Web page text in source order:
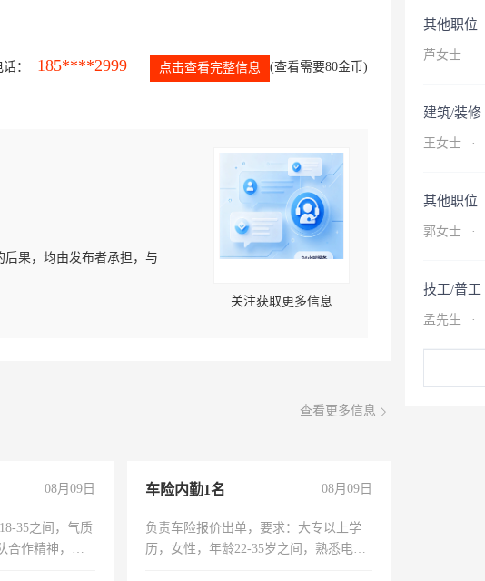
： 185****2999 点击查看完整信息 (查看需要80金币)
果，均由发布者承担，与
关注获取更多信息
查看更多信息
08月09日
35之间，气质
合作精神，有
车险内勤1名 08月09日
负责车险报价出单，要求：大专以上学
历，女性，年龄22-35岁之间，熟悉电脑
其他职位
芦女士 ·
建筑/装修
王女士 ·
其他职位
郭女士 ·
技工/普工
孟先生 ·